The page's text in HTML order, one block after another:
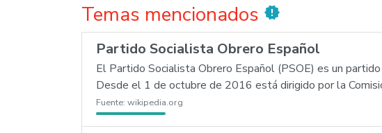
Temas mencionados new_releases
Partido Socialista Obrero Español
El Partido Socialista Obrero Español (PSOE) es un
Desde el 1 de octubre de 2016 está dirigido por la
Fuente: wikipedia.org